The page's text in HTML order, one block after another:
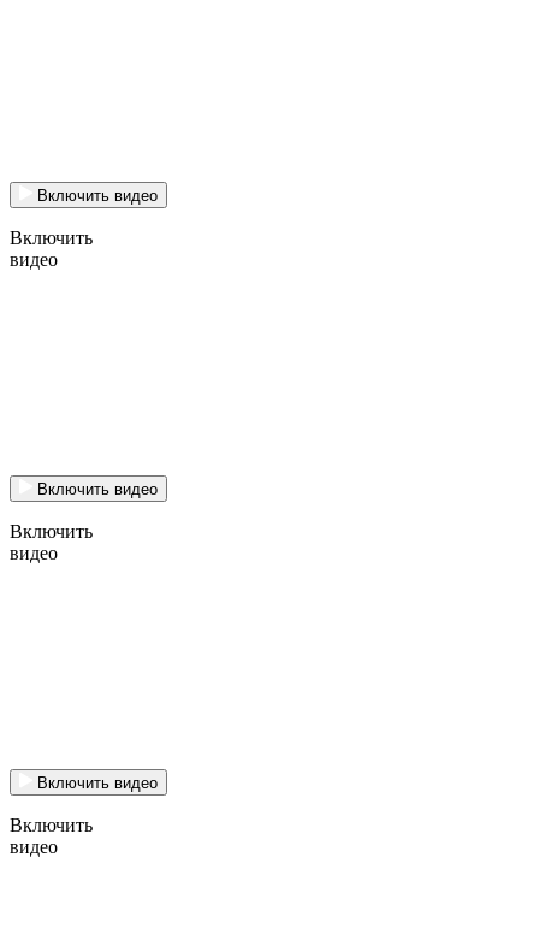
Включить видео
Включить
видео
Включить видео
Включить
видео
Включить видео
Включить
видео